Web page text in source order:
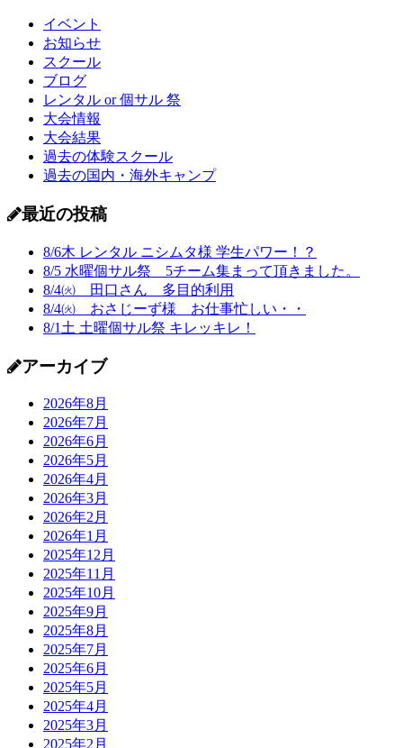
イベント
お知らせ
スクール
ブログ
レンタル or 個サル 祭
大会情報
大会結果
過去の体験スクール
過去の国内・海外キャンプ
最近の投稿
8/6木 レンタル ニシムタ様 学生パワー！？
8/5 水曜個サル祭 5チーム集まって頂きました。
8/4㈫ 田口さん 多目的利用
8/4㈫ おさじーず様 お仕事忙しい・・
8/1土 土曜個サル祭 キレッキレ！
アーカイブ
2026年8月
2026年7月
2026年6月
2026年5月
2026年4月
2026年3月
2026年2月
2026年1月
2025年12月
2025年11月
2025年10月
2025年9月
2025年8月
2025年7月
2025年6月
2025年5月
2025年4月
2025年3月
2025年2月